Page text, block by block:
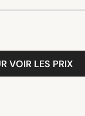
VOIR LES PRIX